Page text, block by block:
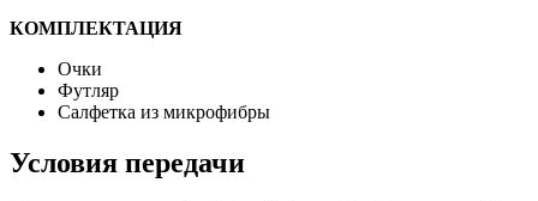
КОМПЛЕКТАЦИЯ
Очки
Футляр
Салфетка из микрофибры
Условия передачи